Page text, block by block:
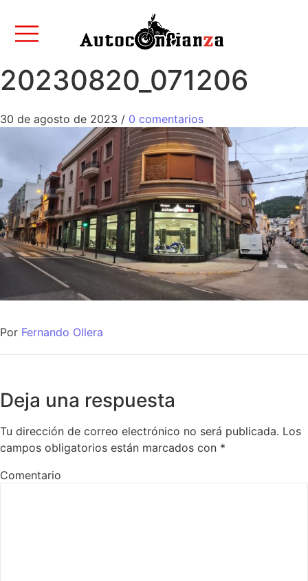
20230820_071206
30 de agosto de 2023 / 0 comentarios
Por Fernando Ollera
Deja una respuesta
Tu dirección de correo electrónico no será publicada. Los
campos obligatorios están marcados con *
Comentario